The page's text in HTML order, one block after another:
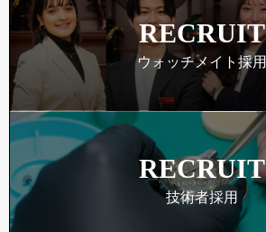
RECRUIT
ウォッチメイト採用
RECRUIT
技術者採用